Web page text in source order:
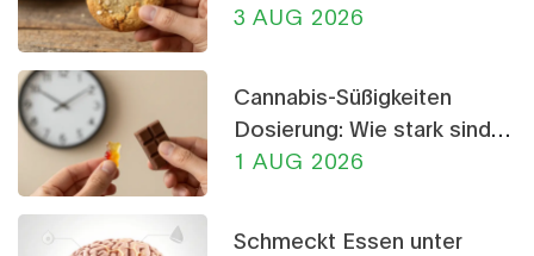
Dosierungs-Ratgeber
3 AUG 2026
Cannabis-Süßigkeiten
Dosierung: Wie stark sind
THC-Gummis und
1 AUG 2026
Schmeckt Essen unter